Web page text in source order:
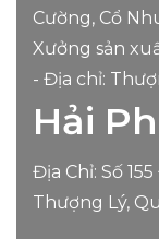
Cường, Cổ
Xưởng sản
- Địa chỉ:
Hải
Địa Chỉ: Số
Thượng Lý,